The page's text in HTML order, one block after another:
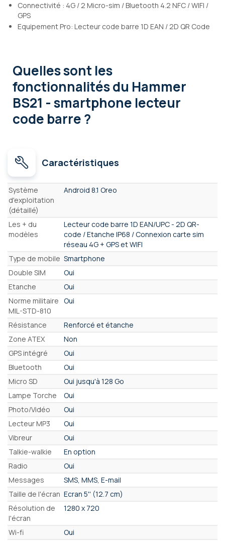
Connectivité : 4G / 2 Micro-sim / Bluetooth 4.2 NFC / WIFI /
GPS
Equipement Pro: Lecteur code barre 1D EAN / 2D QR Code
Quelles sont les
fonctionnalitésdu Hammer
BS21 - smartphone lecteur
code barre ?
Caractéristiques
Caractéristiques
Système
d'exploitation
(détaillé)
Android 8.1 Oreo
Les + du
modèles
Lecteur code barre 1D EAN/UPC - 2D QR-
code / Etanche IP68 / Connexion carte sim
réseau 4G + GPS et WIFI
Type de mobile Smartphone
Double SIM
Oui
Etanche
Oui
Norme militaire
MIL-STD-810
Oui
Résistance
Renforcé et étanche
Zone ATEX
Non
GPS intégré
Oui
Bluetooth
Oui
Micro SD
Oui jusqu'à 128 Go
Lampe Torche
Oui
Photo/Vidéo
Oui
Lecteur MP3
Oui
Vibreur
Oui
Talkie-walkie
En option
Radio
Oui
Messages
SMS, MMS, E-mail
Taille de l'écran Ecran 5'' (12.7 cm)
Résolution de
l'écran
1280 x 720
Wi-fi
Oui